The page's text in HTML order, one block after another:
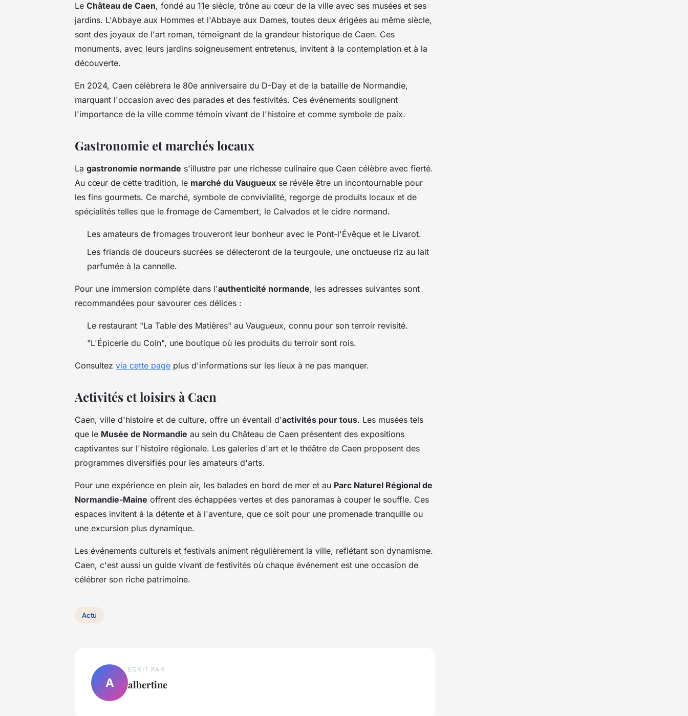
Le Château de Caen, fondé au 11e siècle, trône au cœur de la ville avec ses musées et ses
jardins. L'Abbaye aux Hommes et l'Abbaye aux Dames, toutes deux érigées au même siècle,
sont des joyaux de l'art roman, témoignant de la grandeur historique de Caen. Ces
monuments, avec leurs jardins soigneusement entretenus, invitent à la contemplation et à la
découverte.
En 2024, Caen célèbrera le 80e anniversaire du D-Day et de la bataille de Normandie,
marquant l'occasion avec des parades et des festivités. Ces événements soulignent
l'importance de la ville comme témoin vivant de l'histoire et comme symbole de paix.
Gastronomie et marchés locaux
La gastronomie normande s'illustre par une richesse culinaire que Caen célèbre avec fierté.
Au cœur de cette tradition, le marché du Vaugueux se révèle être un incontournable pour
les fins gourmets. Ce marché, symbole de convivialité, regorge de produits locaux et de
spécialités telles que le fromage de Camembert, le Calvados et le cidre normand.
Les amateurs de fromages trouveront leur bonheur avec le Pont-l'Évêque et le Livarot.
Les friands de douceurs sucrées se délecteront de la teurgoule, une onctueuse riz au lait
parfumée à la cannelle.
Pour une immersion complète dans l'authenticité normande, les adresses suivantes sont
recommandées pour savourer ces délices :
Le restaurant "La Table des Matières" au Vaugueux, connu pour son terroir revisité.
"L'Épicerie du Coin", une boutique où les produits du terroir sont rois.
Consultez via cette page plus d'informations sur les lieux à ne pas manquer.
Activités et loisirs à Caen
Caen, ville d'histoire et de culture, offre un éventail d'activités pour tous. Les musées tels
que le Musée de Normandie au sein du Château de Caen présentent des expositions
captivantes sur l'histoire régionale. Les galeries d'art et le théâtre de Caen proposent des
programmes diversifiés pour les amateurs d'arts.
Pour une expérience en plein air, les balades en bord de mer et au Parc Naturel Régional de
Normandie-Maine offrent des échappées vertes et des panoramas à couper le souffle. Ces
espaces invitent à la détente et à l'aventure, que ce soit pour une promenade tranquille ou
une excursion plus dynamique.
Les événements culturels et festivals animent régulièrement la ville, reflétant son dynamisme.
Caen, c'est aussi un guide vivant de festivités où chaque événement est une occasion de
célébrer son riche patrimoine.
Actu
A
ECRIT PAR
albertine